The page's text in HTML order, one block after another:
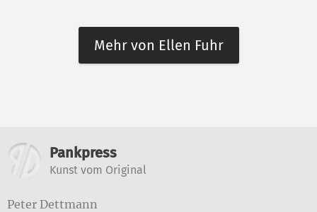
Mehr von Ellen Fuhr
Weitere Informationen
Pankpress
Kunst vom Original
Peter Dettmann